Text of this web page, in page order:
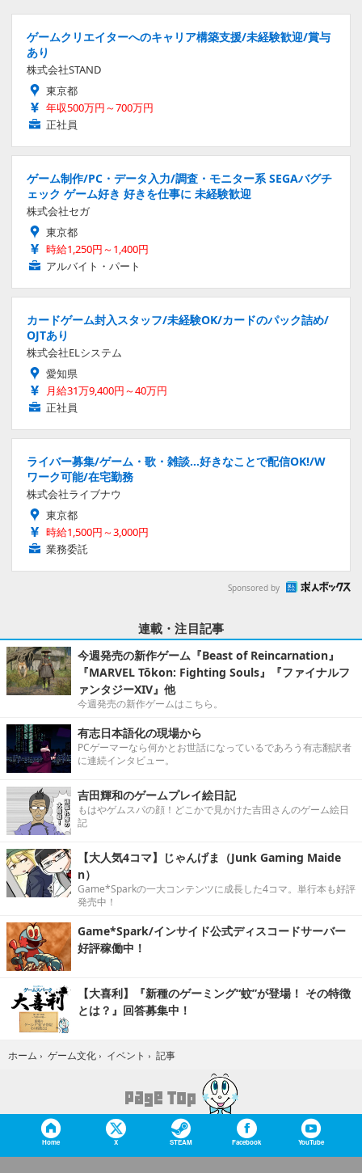
ゲームクリエイターへのキャリア構築支援/未経験歓迎/賞与
あり
株式会社STAND
東京都
年収500万円～700万円
正社員
ゲーム制作/PC・データ入力/調査・モニター系 SEGAバグチ
ェック ゲーム好き 好きを仕事に 未経験歓迎
株式会社セガ
東京都
時給1,250円～1,400円
アルバイト・パート
カードゲーム封入スタッフ/未経験OK/カードのパック詰め/
OJTあり
株式会社ELシステム
愛知県
月給31万9,400円～40万円
正社員
ライバー募集/ゲーム・歌・雑談…好きなことで配信OK!/W
ワーク可能/在宅勤務
株式会社ライブナウ
東京都
時給1,500円～3,000円
業務委託
Sponsored by
連載・注目記事
今週発売の新作ゲーム『Beast of Reincarnation』
『MARVEL Tōkon: Fighting Souls』『ファイナルフ
ァンタジーXIV』他
今週発売の新作ゲームはこちら。
有志日本語化の現場から
PCゲーマーなら何かとお世話になっているであろう有志翻訳者
に連続インタビュー。
吉田輝和のゲームプレイ絵日記
もはやゲムスパの顔！どこかで見かけた吉田さんのゲーム絵日
記
【大人気4コマ】じゃんげま（Junk Gaming Maide
n）
Game*Sparkの一大コンテンツに成長した4コマ。単行本も好評
発売中！
Game*Spark/インサイド公式ディスコードサーバー
好評稼働中！
【大喜利】『新種のゲーミング“蚊”が登場！ その特徴
とは？』回答募集中！
ホーム › ゲーム文化 › イベント › 記事
Home X STEAM Facebook YouTube